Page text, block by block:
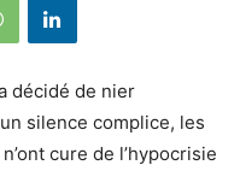
décidé de nier
silence complice, les
cure de l’hypocrisie